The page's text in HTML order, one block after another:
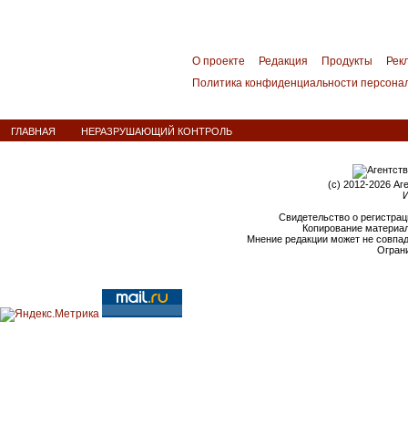
О проекте Редакция Продукты
Политика конфиденциальности
ГЛАВНАЯ НЕРАЗРУШАЮЩИЙ КОНТРОЛЬ
(c) 2012-2026
Свидетельство о
Копирование
Мнение редакции может не